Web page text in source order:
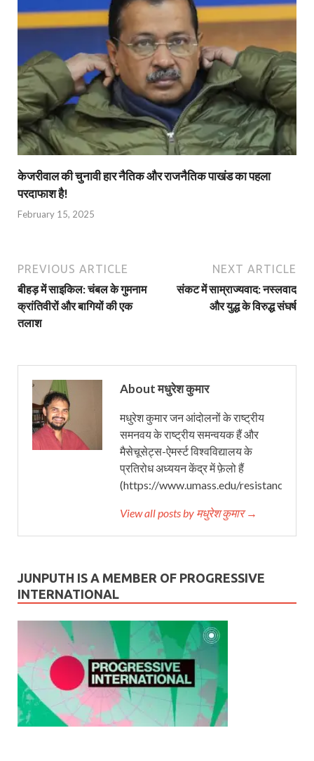
केजरीवाल की चुनावी हार नैतिक और राजनैतिक पाखंड का पहला
परदाफाश है!
February 15, 2025
PREVIOUS ARTICLE
बीहड़ में साइकिल: चंबल के गुमनाम
क्रांतिवीरों और बागियों की एक
तलाश
NEXT ARTICLE
संकट में साम्राज्यवाद: नस्लवाद
और युद्ध के विरुद्ध संघर्ष
About मधुरेश कुमार
मधुरेश कुमार जन आंदोलनों के राष्ट्रीय
समनवय के राष्ट्रीय समन्वयक हैं और
मैसेचूसेट्स-ऐमर्स्ट विश्वविद्यालय के
प्रतिरोध अध्ययन केंद्र में फ़ेलो हैं
(https://www.umass.edu/
View all posts by मधुरेश कुमार →
JUNPUTH IS A MEMBER OF PROGRESSIVE
INTERNATIONAL